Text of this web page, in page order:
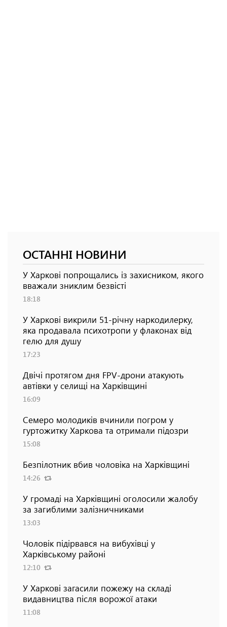
ОСТАННІ НОВИНИ
У Харкові попрощались із захисником, якого
вважали зниклим безвісті
18:18
У Харкові викрили 51-річну наркодилерку,
яка продавала психотропи у флаконах від
гелю для душу
17:23
Двічі протягом дня FPV-дрони атакують
автівки у селищі на Харківщині
16:09
Семеро молодиків вчинили погром у
гуртожитку Харкова та отримали підозри
15:08
Безпілотник вбив чоловіка на Харківщині
14:26
У громаді на Харківщині оголосили жалобу
за загиблими залізничниками
13:03
Чоловік підірвався на вибухівці у
Харківському районі
12:10
У Харкові загасили пожежу на складі
видавництва після ворожої атаки
11:08